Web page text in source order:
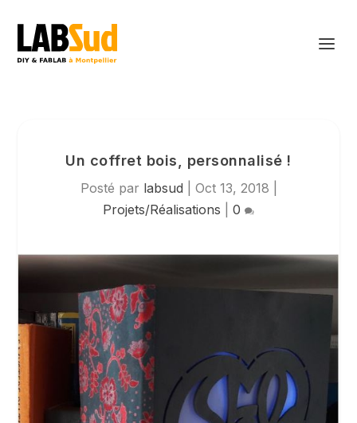
Un coffret bois, personnalisé !
Posté par labsud Oct 13, 2018
Projets/Réalisations
0